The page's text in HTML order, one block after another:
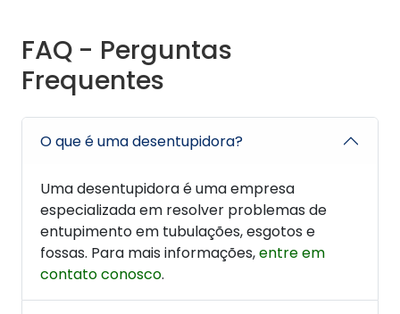
FAQ - Perguntas
Frequentes
O que é uma desentupidora?
Uma desentupidora é uma empresa
especializada em resolver problemas de
entupimento em tubulações, esgotos e
fossas. Para mais informações,entre em
contato conosco.